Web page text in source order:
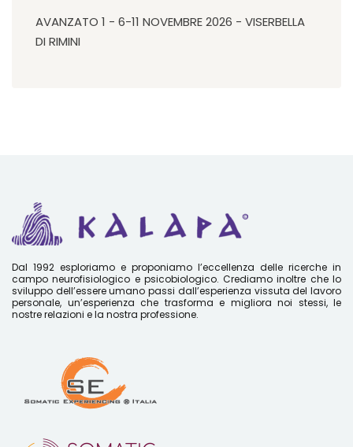
AVANZATO 1 - 6-11 NOVEMBRE 2026 - VISERBELLA
DI RIMINI
Dal 1992 esploriamo e proponiamo l’eccellenza delle ricerche in
campo neurofisiologico e psicobiologico. Crediamo inoltre che lo
sviluppo dell’essere umano passi dall’esperienza vissuta del lavoro
personale, un’esperienza che trasforma e migliora noi stessi, le
nostre relazioni e la nostra professione.